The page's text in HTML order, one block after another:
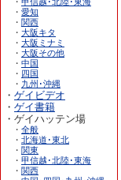
・ 愛知
・ 関西
・ 大阪キタ
・ 大阪ミナミ
・ 大阪その他
・ 中国
・ 四国
・ 九州･沖縄
・ ゲイビデオ
・ ゲイ書籍
・ゲイハッテン場
・ 全般
・ 北海道･東北
・ 関東
・ 甲信越･北陸･東海
・ 関西